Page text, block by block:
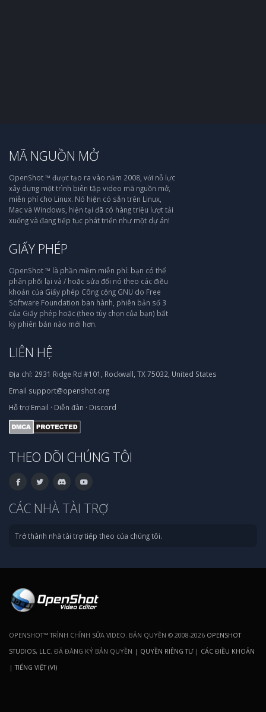
MÃ NGUỒN MỞ
OpenShot ™ được tạo ra vào năm 2008, với nỗ lực
xây dựng một trình biên tập video mã nguồn mở,
miễn phí cho Linux. Nó hiện có sẵn trên Linux,
Mac và Windows, hiện tại đã có hàng triệu lượt tải
xuống và đang tiếp tục phát triển như một dự án!
GIẤY PHÉP
OpenShot ™ là phần mềm miễn phí: bạn có thể
phân phối lại và / hoặc sửa đổi nó theo các điều
khoản của Giấy phép Công cộng GNU do Free
Software Foundation ban hành, phiên bản số 3
của Giấy phép hoặc (theo tùy chọn của bạn) bất
kỳ phiên bản nào mới hơn.
LIÊN HỆ
Địa chỉ: 2931 Ridge Rd #101, Rockwall, TX 75032, United States
Email support@openshot.org
Hỗ trợ Email · Diễn đàn · Discord
THEO DÕI CHÚNG TÔI
CÁC NHÀ TÀI TRỢ
Trở thành nhà tài trợ tiếp theo của chúng tôi.
OPENSHOT™ TRÌNH CHỈNH SỬA VIDEO. BẢN QUYỀN © 2008-2026 OPENSHOT
STUDIOS, LLC . ĐÃ ĐĂNG KÝ BẢN QUYỀN | QUYỀN RIÊNG TƯ| CÁC ĐIỀU KHOẢN
|TIẾNG VIỆT (VI)